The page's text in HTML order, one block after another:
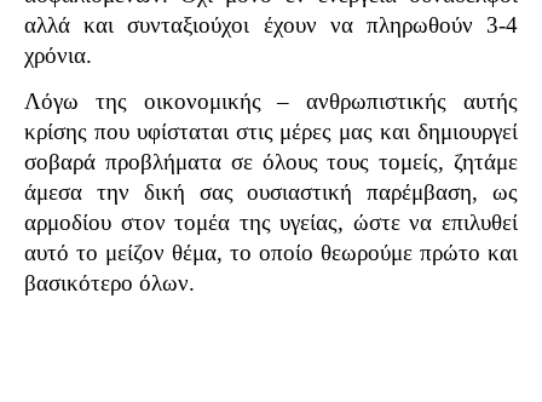
αλλά και συνταξιούχοι έχουν να πληρωθούν 3-4
χρόνια.
Λόγω της οικονομικής – ανθρωπιστικής αυτής
κρίσης που υφίσταται στις μέρες μας και δημιουργεί
σοβαρά προβλήματα σε όλους τους τομείς, ζητάμε
άμεσα την δική σας ουσιαστική παρέμβαση, ως
αρμοδίου στον τομέα της υγείας, ώστε να επιλυθεί
αυτό το μείζον θέμα, το οποίο θεωρούμε πρώτο και
βασικότερο όλων.